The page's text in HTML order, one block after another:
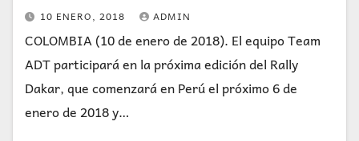
10 ENERO, 2018 ADMIN
COLOMBIA (10 de enero de 2018). El equipo Team
ADT participará en la próxima edición del Rally
Dakar, que comenzará en Perú el próximo 6 de
enero de 2018 y…